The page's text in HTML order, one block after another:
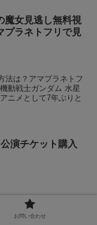
魔女見逃し無料視
プラネトフリで見
法は？アマプラネトフ
動戦士ガンダム 水星
ニメとして7年ぶりと
演チケット購入
」と題しましてお送
さんご存じですか？
DREAM」のコン
お問い合わせ